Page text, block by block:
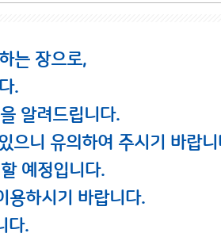
는 장으로,
.
알려드립니다.
으니 유의하여 주시기 바랍니
예정입니다.
용하시기 바랍니다.
다.